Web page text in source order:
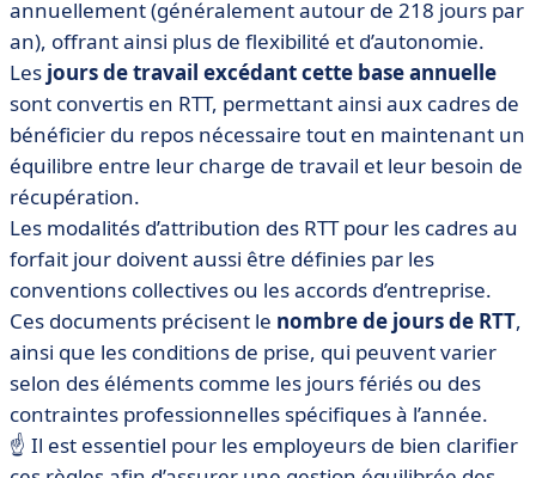
annuellement (généralement autour de 218 jours par
an), offrant ainsi plus de flexibilité et d’autonomie.
Les jours de travail excédant cette base annuelle
sont convertis en RTT, permettant ainsi aux cadres de
bénéficier du repos nécessaire tout en maintenant un
équilibre entre leur charge de travail et leur besoin de
récupération.
Les modalités d’attribution des RTT pour les cadres au
forfait jour doivent aussi être définies par les
conventions collectives ou les accords d’entreprise.
Ces documents précisent le nombre de jours de RTT,
ainsi que les conditions de prise, qui peuvent varier
selon des éléments comme les jours fériés ou des
contraintes professionnelles spécifiques à l’année.
☝️ Il est essentiel pour les employeurs de bien clarifier